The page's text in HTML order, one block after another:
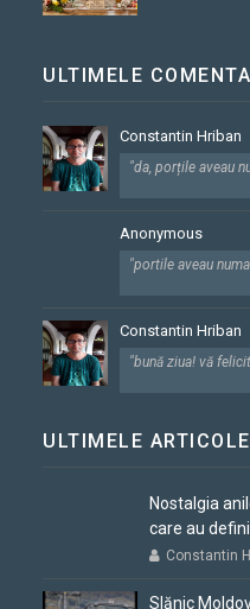
ULTIMELE
Constantin Hriban
"da, porțile aveau
Anonymous
"portile aveau
Constantin Hriban
"bună ziua! vă
ULTIMELE ARTICOLE
Nostalgia
care au
Constantin
Slănic